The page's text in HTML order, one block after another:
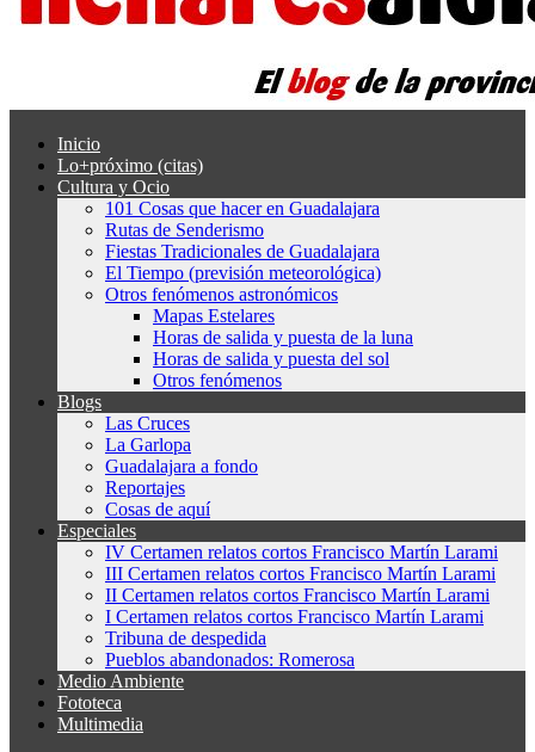
Inicio
Lo+próximo (citas)
Cultura y Ocio
101 Cosas que hacer en Guadalajara
Rutas de Senderismo
Fiestas Tradicionales de Guadalajara
El Tiempo (previsión meteorológica)
Otros fenómenos astronómicos
Mapas Estelares
Horas de salida y puesta de la luna
Horas de salida y puesta del sol
Otros fenómenos
Blogs
Las Cruces
La Garlopa
Guadalajara a fondo
Reportajes
Cosas de aquí
Especiales
IV Certamen relatos cortos Francisco Martín Larami
III Certamen relatos cortos Francisco Martín Larami
II Certamen relatos cortos Francisco Martín Larami
I Certamen relatos cortos Francisco Martín Larami
Tribuna de despedida
Pueblos abandonados: Romerosa
Medio Ambiente
Fototeca
Multimedia